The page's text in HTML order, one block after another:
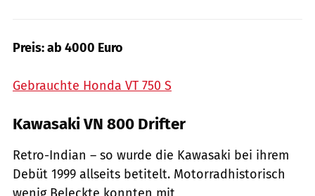
Preis: ab 4000 Euro
Gebrauchte Honda VT 750 S
Kawasaki VN 800 Drifter
Retro-Indian – so wurde die Kawasaki bei ihrem
Debüt 1999 allseits betitelt. Motorradhistorisch